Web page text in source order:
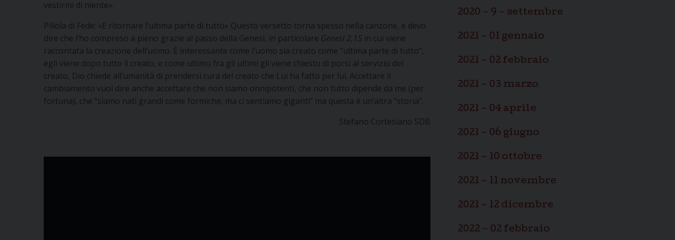
vestirmi di niente».
Pillola di Fede: «E ritornare l’ultima parte di tutto» Questo versetto torna spesso nella canzone, e devo
dire che l’ho compreso a pieno grazie al passo della Genesi, in particolare Genesi 2,15 in cui viene
raccontata la creazione dell’uomo. È interessante come l’uomo sia creato come “ultima parte di tutto”,
egli viene dopo tutto il creato, e come ultimo fra gli ultimi gli viene chiesto di porsi al servizio del
creato, Dio chiede all’umanità di prendersi cura del creato che Lui ha fatto per lui. Accettare il
cambiamento vuol dire anche accettare che non siamo onnipotenti, che non tutto dipende da me (per
fortuna), che “siamo nati grandi come formiche, ma ci sentiamo giganti” ma questa è un’altra “storia”.
Stefano Cortesiano SDB
2020 – 9 – settembre
2021 – 01 gennaio
2021 – 02 febbraio
2021 – 03 marzo
2021 – 04 aprile
2021 – 06 giugno
2021 – 10 ottobre
2021 – 11 novembre
2021 – 12 dicembre
2022 – 02 febbraio